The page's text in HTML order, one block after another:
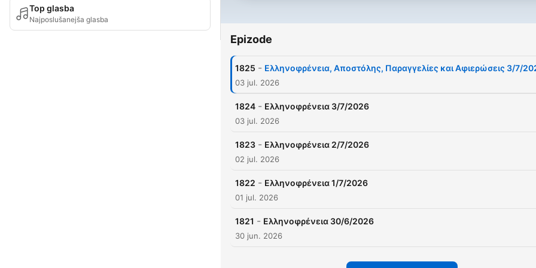
Top glasba
Najposlušanejša glasba
Epizode
1825 - Ελληνοφρένεια, Αποστόλης, Παραγγελίες και Αφιερώσεις 3/7/
03 jul. 2026
1824 - Ελληνοφρένεια 3/7/2026
03 jul. 2026
1823 - Ελληνοφρένεια 2/7/2026
02 jul. 2026
1822 - Ελληνοφρένεια 1/7/2026
01 jul. 2026
1821 - Ελληνοφρένεια 30/6/2026
30 jun. 2026